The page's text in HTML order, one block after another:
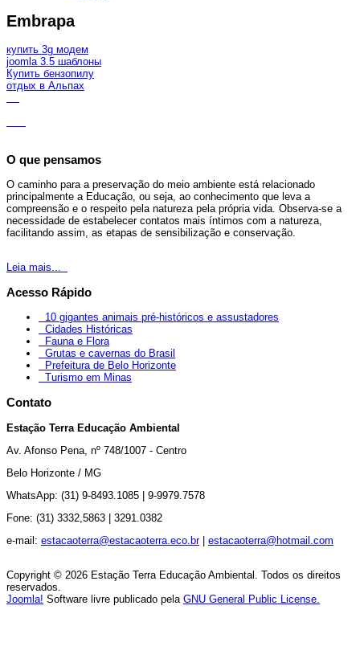
Embrapa
купить 3g модем
joomla 3.5 шаблоны
Купить бензопилу
отдых в Альпах
O que pensamos
O caminho para a preservação do meio ambiente está relacionado
principalmente a Educação, ou seja, ao conhecimento que leva a
compreensão e o respeito pela natureza pela própria vida. Observa-se a
necessidade de estabelecer contatos mais íntimos com a natureza,
facilitando assim, as etapas de sensibilização e conservação.
Leia mais...
Acesso Rápido
10 gigantes animais pré-históricos e assustadores
Cidades Históricas
Fauna e Flora
Grutas e cavernas do Brasil
Prefeitura de Belo Horizonte
Turismo em Minas
Contato
Estação Terra Educação Ambiental
Av. Afonso Pena, nº 748/1007 - Centro
Belo Horizonte / MG
WhatsApp: (31) 9-8493.1085 | 9-9979.7578
Fone: (31) 3332,5863 | 3291.0382
e-mail: estacaoterra@estacaoterra.eco.br| estacaoterra@hotmail.com
Copyright © 2026 Estação Terra Educação Ambiental. Todos os direitos
reservados.
Joomla! Software livre publicado pela GNU General Public License.